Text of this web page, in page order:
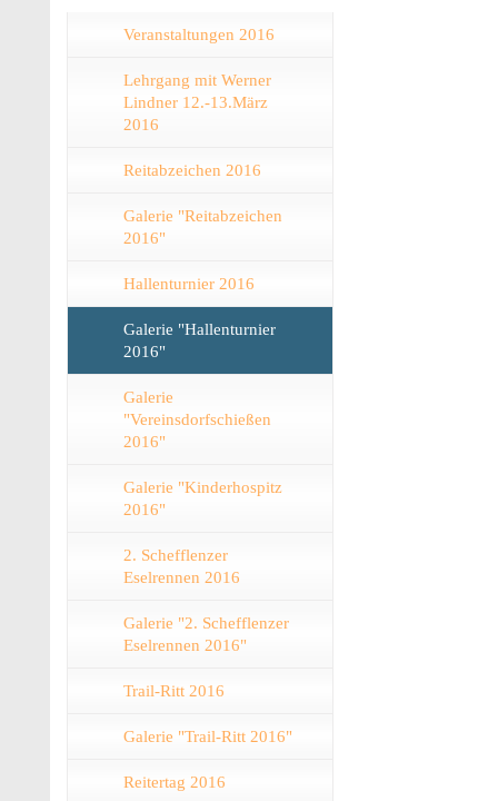
Veranstaltungen 2016
Lehrgang mit Werner
Lindner 12.-13.März
2016
Reitabzeichen 2016
Galerie "Reitabzeichen
2016"
Hallenturnier 2016
Galerie "Hallenturnier
2016"
Galerie
"Vereinsdorfschießen
2016"
Galerie "Kinderhospitz
2016"
2. Schefflenzer
Eselrennen 2016
Galerie "2. Schefflenzer
Eselrennen 2016"
Trail-Ritt 2016
Galerie "Trail-Ritt 2016"
Reitertag 2016